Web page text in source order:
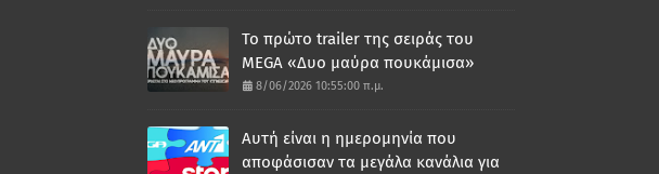
Το πρώτο trailer της σειράς του
MEGA «Δυο μαύρα πουκάμισα»
8/06/2026 10:55:00 π.μ.
Αυτή είναι η ημερομηνία που
αποφάσισαν τα μεγάλα κανάλια για